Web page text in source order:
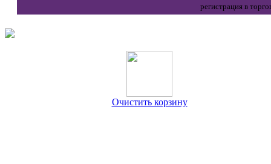
регистрация в
Очистить корзину